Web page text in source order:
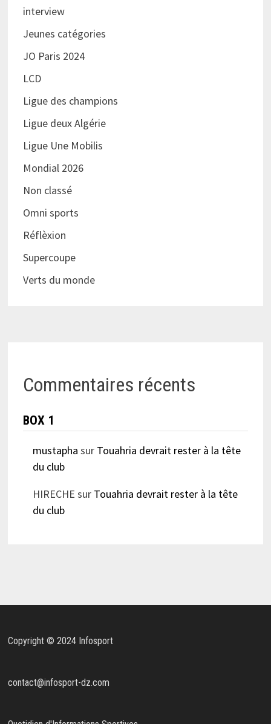
interview
Jeunes catégories
JO Paris 2024
LCD
Ligue des champions
Ligue deux Algérie
Ligue Une Mobilis
Mondial 2026
Non classé
Omni sports
Réflèxion
Supercoupe
Verts du monde
Commentaires récents
BOX 1
mustapha sur Touahria devrait rester à la tête
du club
HIRECHE sur Touahria devrait rester à la tête
du club
Copyright © 2024 Infosport
contact@infosport-dz.com